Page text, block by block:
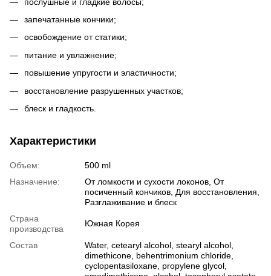
запечатанные кончики;
освобождение от статики;
питание и увлажнение;
повышение упругости и эластичности;
восстановление разрушенных участков;
блеск и гладкость.
Характеристики
Объем:
500 ml
Назначение:
От ломкости и сухости локонов, От
посиченный кончиков, Для восстановления,
Разглаживание и блеск
Страна
производства
Южная Корея
Состав
Water, cetearyl alcohol, stearyl alcohol,
dimethicone, behentrimonium chloride,
cyclopentasiloxane, propylene glycol,